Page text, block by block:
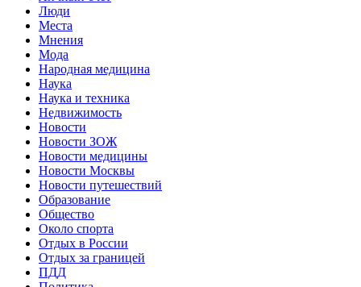
Люди
Места
Мнения
Мода
Народная медицина
Наука
Наука и техника
Недвижимость
Новости
Новости ЗОЖ
Новости медицины
Новости Москвы
Новости путешествий
Образование
Общество
Около спорта
Отдых в России
Отдых за границей
ПДД